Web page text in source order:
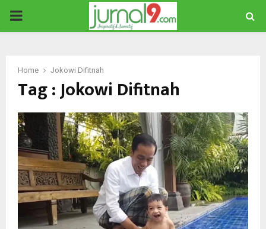
PRIMARY
Home Jokowi Difitnah
Tag : Jokowi Difitnah